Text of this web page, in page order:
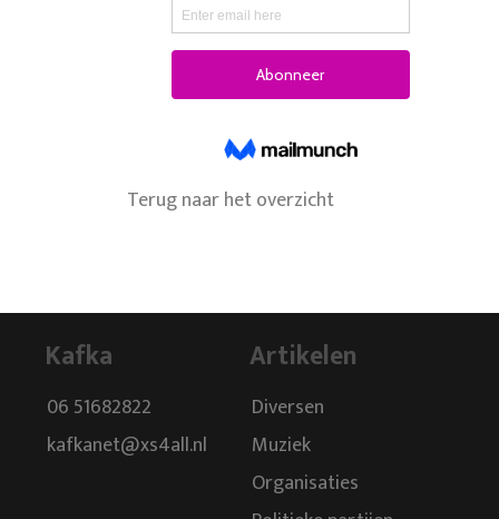
Terug naar het overzicht
Kafka
06 51682822
kafkanet@xs4all.nl
Artikelen
Diversen
Muziek
Organisaties